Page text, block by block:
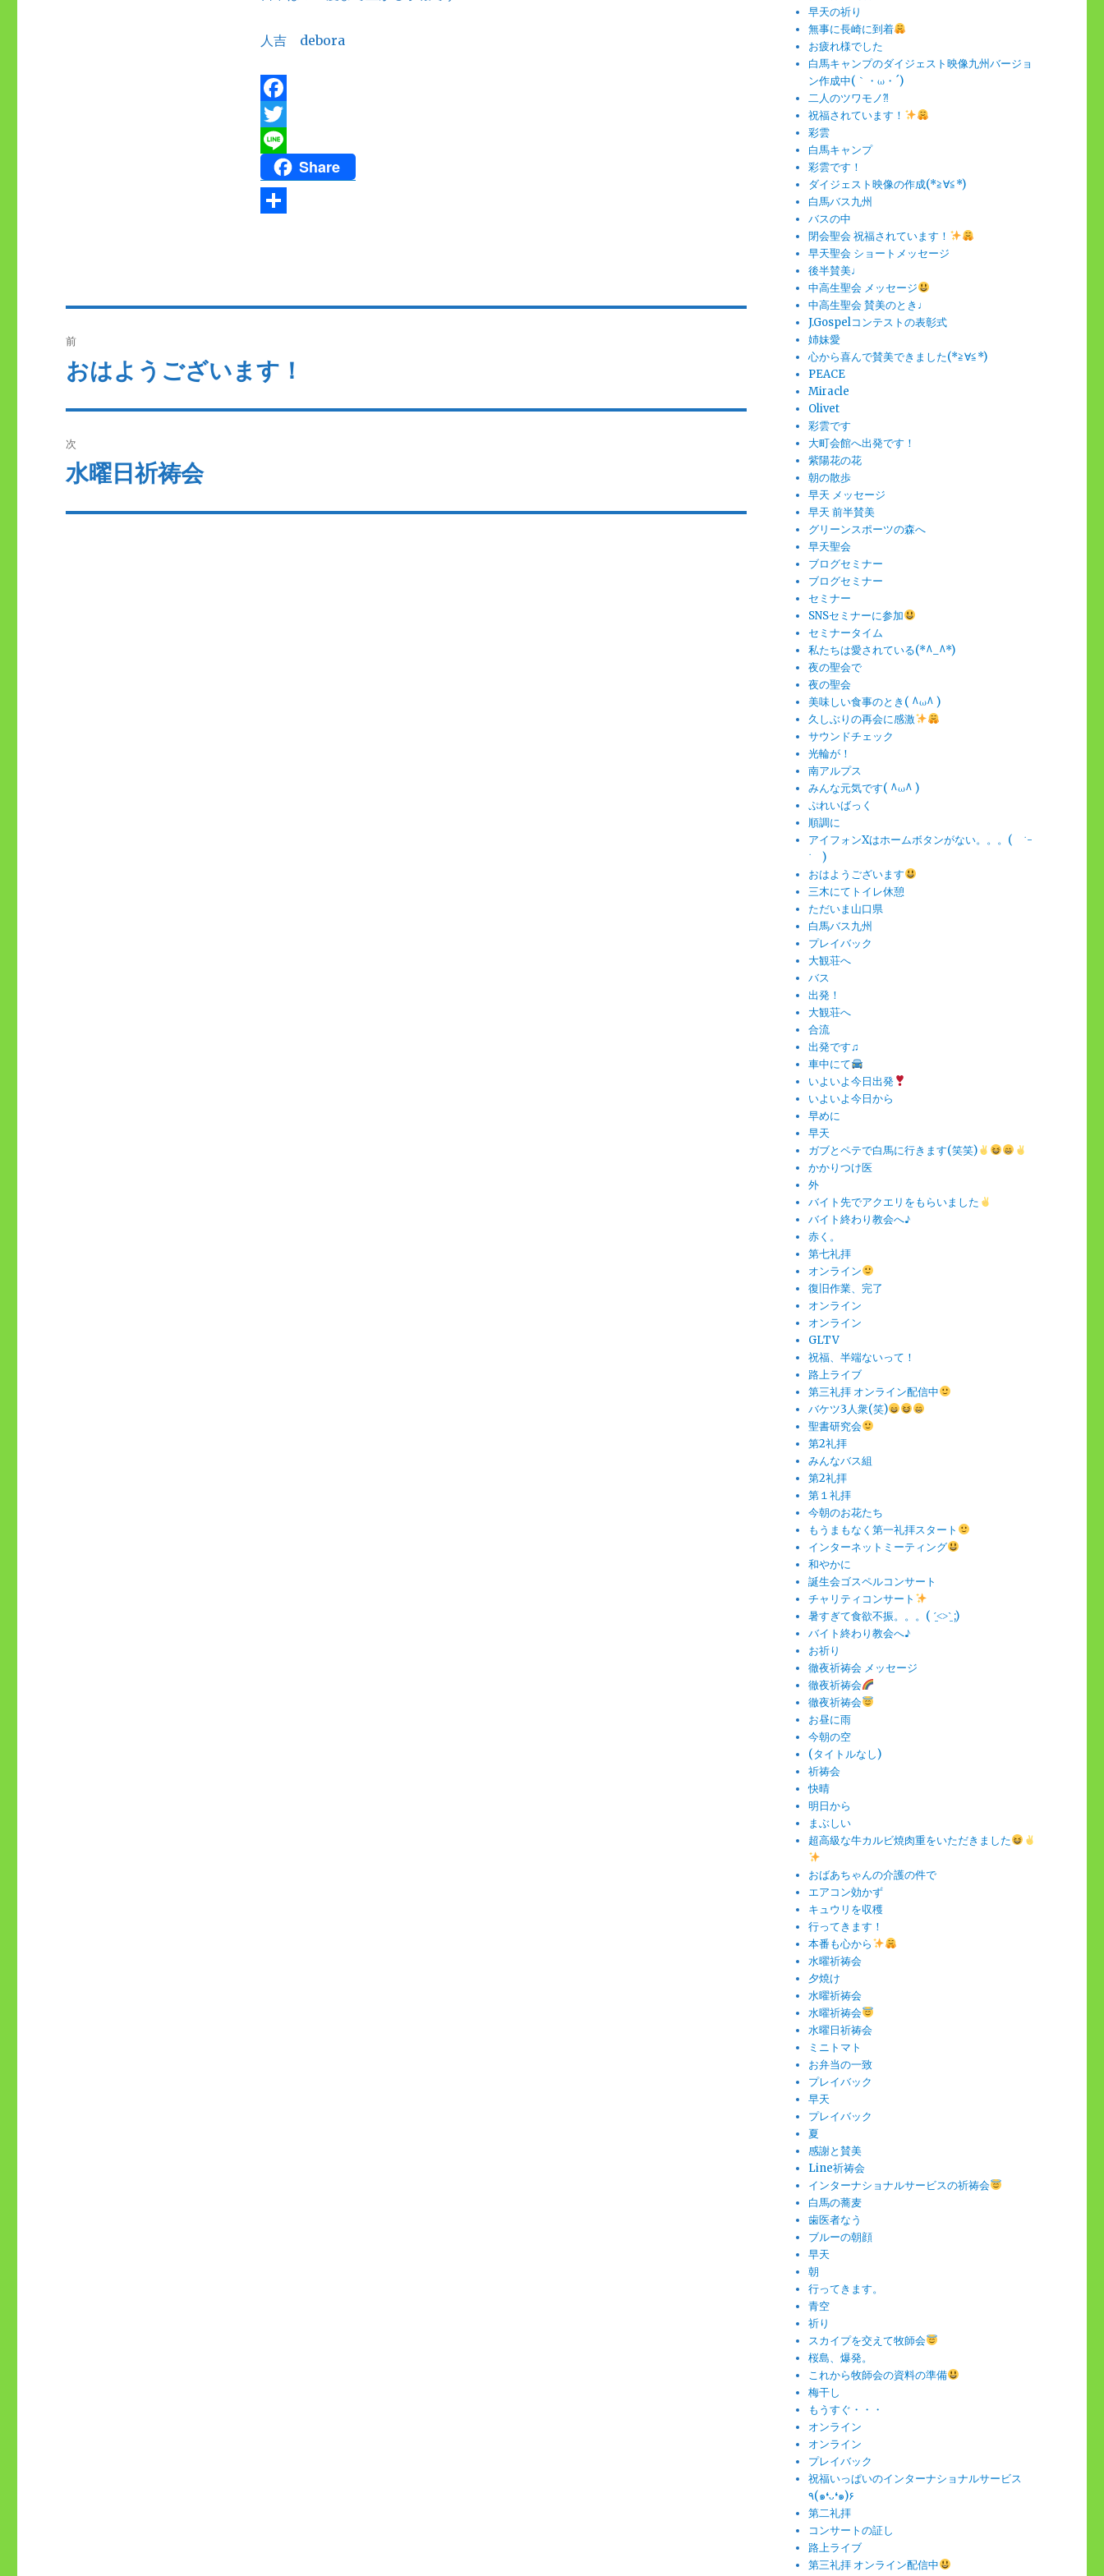
人吉 debora
F
a
T
Share
稿
ゲ
前
過
去
の
投
稿:
おはようございます！
次
次
の
投
水曜日祈祷会
早天の祈り
無事に長崎に到着
お疲れ様でした
白馬キャンプのダイジェスト映像九州バージョ
ン作成中(｀・ω・´)
二人のツワモノ⁈
祝福されています！
彩雲
白馬キャンプ
彩雲です！
ダイジェスト映像の作成(*≧∀≦*)
白馬バス九州
バスの中
閉会聖会 祝福されています！
早天聖会 ショートメッセージ
後半賛美♩
中高生聖会 メッセージ
中高生聖会 賛美のとき♩
J.Gospelコンテストの表彰式
姉妹愛
心から喜んで賛美できました(*≧∀≦*)
PEACE
Miracle
Olivet
彩雲です
大町会館へ出発です！
紫陽花の花
朝の散歩
早天 メッセージ
早天 前半賛美
グリーンスポーツの森へ
早天聖会
ブログセミナー
ブログセミナー
セミナー
SNSセミナーに参加
セミナータイム
私たちは愛されている(*^_^*)
夜の聖会で
夜の聖会
美味しい食事のとき( ^ω^ )
久しぶりの再会に感激
サウンドチェック
光輪が！
南アルプス
みんな元気です( ^ω^ )
ぷれいばっく
順調に
アイフォンXはホームボタンがない。。。( ˙-
˙ )
おはようございます
三木にてトイレ休憩
ただいま山口県
白馬バス九州
プレイバック
大観荘へ
バス
出発！
大観荘へ
合流
出発です♫
車中にて
いよいよ今日出発
いよいよ今日から
早めに
早天
ガブとペテで白馬に行きます(笑笑)
かかりつけ医
外
バイト先でアクエリをもらいました
バイト終わり教会へ♪
赤く。
第七礼拝
オンライン
復旧作業、完了
オンライン
オンライン
GLTV
祝福、半端ないって！
路上ライブ
第三礼拝 オンライン配信中
バケツ3人衆(笑)
聖書研究会
第2礼拝
みんなバス組
第2礼拝
第１礼拝
今朝のお花たち
もうまもなく第一礼拝スタート
インターネットミーティング
和やかに
誕生会ゴスペルコンサート
チャリティコンサート
暑すぎて食欲不振。。。( ˊ̱˂˃ˋ̱ ;)
バイト終わり教会へ♪
お祈り
徹夜祈祷会 メッセージ
徹夜祈祷会
徹夜祈祷会
お昼に雨
今朝の空
(タイトルなし)
祈祷会
快晴
明日から
まぶしい
超高級な牛カルビ焼肉重をいただきました
おばあちゃんの介護の件で
エアコン効かず
キュウリを収穫
行ってきます！
本番も心から
水曜祈祷会
夕焼け
水曜祈祷会
水曜祈祷会
水曜日祈祷会
ミニトマト
お弁当の一致
プレイバック
早天
プレイバック
夏
感謝と賛美
Line祈祷会
インターナショナルサービスの祈祷会
白馬の蕎麦
歯医者なう
ブルーの朝顔
早天
朝
行ってきます。
青空
祈り
スカイプを交えて牧師会
桜島、爆発。
これから牧師会の資料の準備
梅干し
もうすぐ・・・
オンライン
オンライン
プレイバック
祝福いっぱいのインターナショナルサービス
٩(๑❛ᴗ❛๑)۶
第二礼拝
コンサートの証し
路上ライブ
第三礼拝 オンライン配信中